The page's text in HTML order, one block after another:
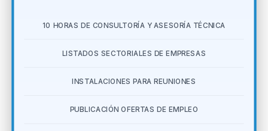
10 HORAS DE CONSULTORÍA Y ASESORÍA TÉCNICA
LISTADOS SECTORIALES DE EMPRESAS
INSTALACIONES PARA REUNIONES
PUBLICACIÓN OFERTAS DE EMPLEO